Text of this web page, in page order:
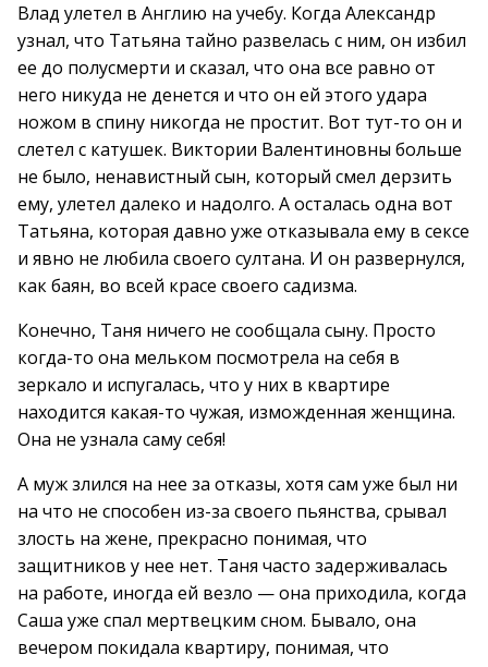
Влад улетел в Англию на учебу. Когда Александр
узнал, что Татьяна тайно развелась с ним, он избил
ее до полусмерти и сказал, что она все равно от
него никуда не денется и что он ей этого удара
ножом в спину никогда не простит. Вот тут-то он и
слетел с катушек. Виктории Валентиновны больше
не было, ненавистный сын, который смел дерзить
ему, улетел далеко и надолго. А осталась одна вот
Татьяна, которая давно уже отказывала ему в сексе
и явно не любила своего султана. И он развернулся,
как баян, во всей красе своего садизма.
Конечно, Таня ничего не сообщала сыну. Просто
когда-то она мельком посмотрела на себя в
зеркало и испугалась, что у них в квартире
находится какая-то чужая, изможденная женщина.
Она не узнала саму себя!
А муж злился на нее за отказы, хотя сам уже был ни
на что не способен из-за своего пьянства, срывал
злость на жене, прекрасно понимая, что
защитников у нее нет. Таня часто задерживалась
на работе, иногда ей везло — она приходила, когда
Саша уже спал мертвецким сном. Бывало, она
вечером покидала квартиру, понимая, что